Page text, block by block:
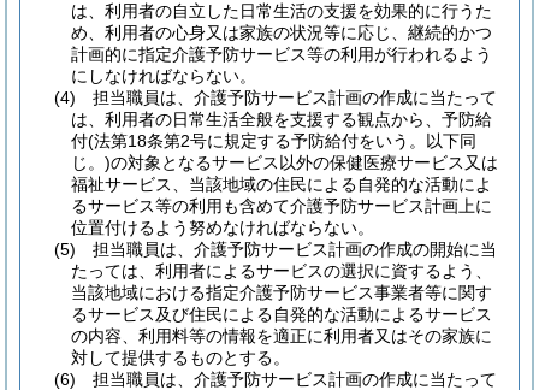
は、利用者の自立した日常生活の支援を効果的に行うた
め、利用者の心身又は家族の状況等に応じ、継続的かつ
計画的に指定介護予防サービス等の利用が行われるよう
にしなければならない。
(4)
担当職員は、介護予防サービス計画の作成に当たって
は、利用者の日常生活全般を支援する観点から、予防給
付(法第18条第2号に規定する予防給付をいう。以下同
じ。)の対象となるサービス以外の保健医療サービス又は
福祉サービス、当該地域の住民による自発的な活動によ
るサービス等の利用も含めて介護予防サービス計画上に
位置付けるよう努めなければならない。
(5)
担当職員は、介護予防サービス計画の作成の開始に当
たっては、利用者によるサービスの選択に資するよう、
当該地域における指定介護予防サービス事業者等に関す
るサービス及び住民による自発的な活動によるサービス
の内容、利用料等の情報を適正に利用者又はその家族に
対して提供するものとする。
(6)
担当職員は、介護予防サービス計画の作成に当たって